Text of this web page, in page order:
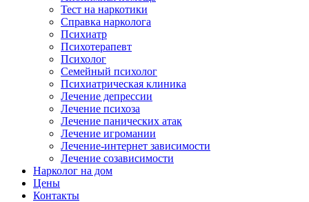
Тест на наркотики
Справка нарколога
Психиатр
Психотерапевт
Психолог
Семейный психолог
Психиатрическая клиника
Лечение депрессии
Лечение психоза
Лечение панических атак
Лечение игромании
Лечение-интернет зависимости
Лечение созависимости
Нарколог на дом
Цены
Контакты